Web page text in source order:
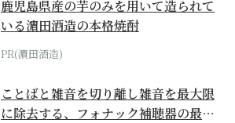
鹿児島県産の芋のみを用いて造られて
いる濵田酒造の本格焼酎
PR(濵田酒造)
ことばと雑音を切り離し雑音を最大限
に除去する、フォナック補聴器の最上